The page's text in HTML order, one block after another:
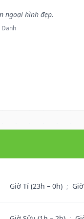
ngoại hình đẹp.
Giờ Tí (23h – 0h) ;